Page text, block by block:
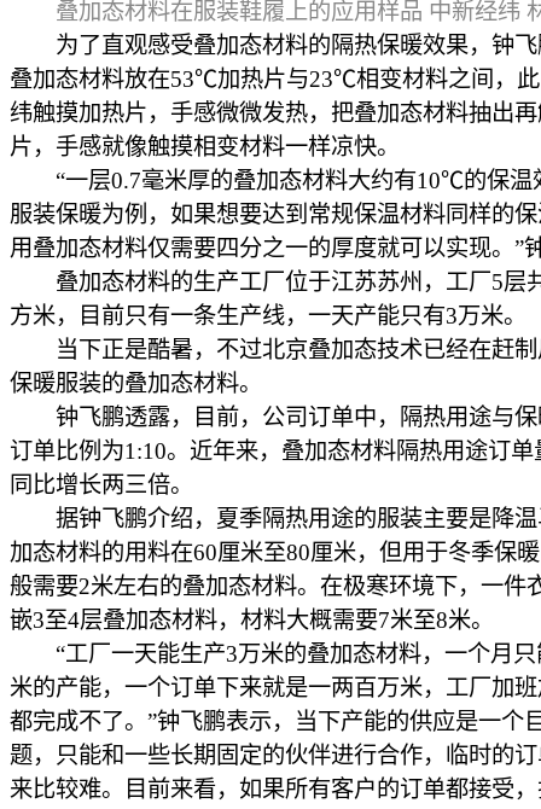
叠加态材料在服装鞋履上的应用样品 中新经纬
为了直观感受叠加态材料的隔热保暖效果，钟飞
叠加态材料放在53℃加热片与23℃相变材料之间，
纬触摸加热片，手感微微发热，把叠加态材料抽出
片，手感就像触摸相变材料一样凉快。
“一层0.7毫米厚的叠加态材料大约有10℃的保温
服装保暖为例，如果想要达到常规保温材料同样的
用叠加态材料仅需要四分之一的厚度就可以实现。”
叠加态材料的生产工厂位于江苏苏州，工厂5层
方米，目前只有一条生产线，一天产能只有3万米。
当下正是酷暑，不过北京叠加态技术已经在赶制
保暖服装的叠加态材料。
钟飞鹏透露，目前，公司订单中，隔热用途与保
订单比例为1:10。近年来，叠加态材料隔热用途订单
同比增长两三倍。
据钟飞鹏介绍，夏季隔热用途的服装主要是降温
加态材料的用料在60厘米至80厘米，但用于冬季保
般需要2米左右的叠加态材料。在极寒环境下，一件
嵌3至4层叠加态材料，材料大概需要7米至8米。
“工厂一天能生产3万米的叠加态材料，一个月只
米的产能，一个订单下来就是一两百万米，工厂加
都完成不了。”钟飞鹏表示，当下产能的供应是一个
题，只能和一些长期固定的伙伴进行合作，临时的
来比较难。目前来看，如果所有客户的订单都接受